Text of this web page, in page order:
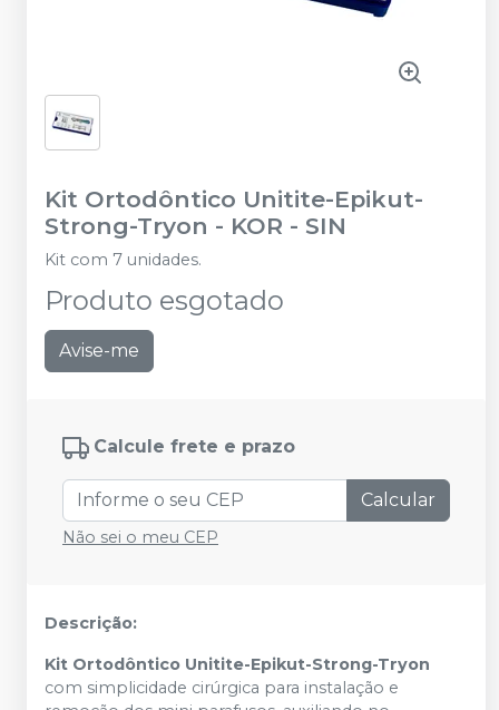
Kit Ortodôntico Unitite-Epikut-
Strong-Tryon - KOR - SIN
Kit com 7 unidades.
Produto esgotado
Avise-me
Calcule frete e prazo
Calcular
Não sei o meu CEP
Descrição:
Kit Ortodôntico Unitite-Epikut-Strong-Tryon
com simplicidade cirúrgica para instalação e